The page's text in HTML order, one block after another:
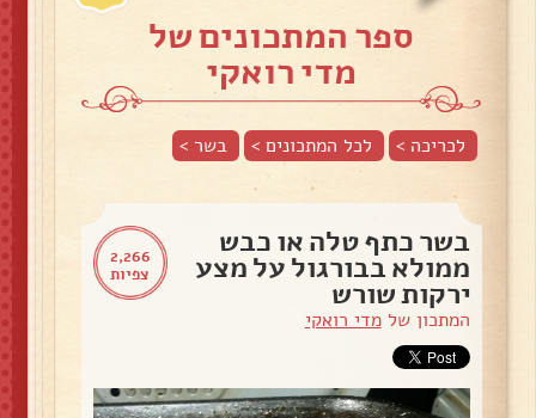
ספר המתכונים של
מדי רואקי
לכריכה > לכל המתכונים > בשר >
2,266
צפיות
בשר כתף טלה או כבש
ממולא בבורגול על מצע
ירקות שורש
המתכון שלמדי רואקי